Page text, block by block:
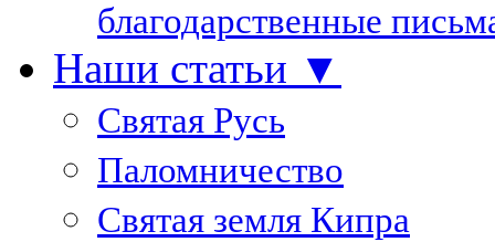
благодарственные
Наши статьи ▼
Святая Русь
Паломничество
Святая земля Кипра